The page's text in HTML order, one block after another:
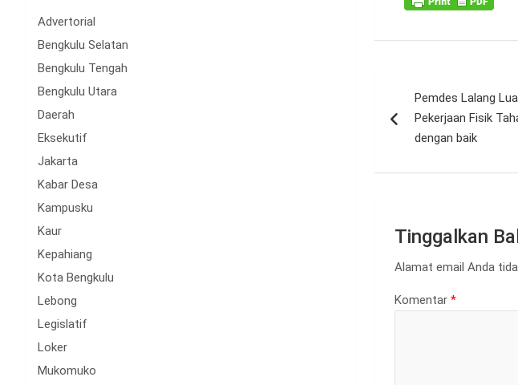
posPemdes Lalang
Pekerjaan Fisik
dengan baik
Tinggalkan
Alamat email Anda
Komentar *
Advertorial
Bengkulu Selatan
Bengkulu Tengah
Bengkulu Utara
Daerah
Eksekutif
Jakarta
Kabar Desa
Kampusku
Kaur
Kepahiang
Kota Bengkulu
Lebong
Legislatif
Loker
Mukomuko